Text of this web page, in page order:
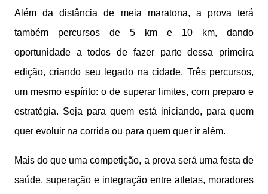
Além da distância de meia maratona, a prova terá
também percursos de 5 km e 10 km, dando
oportunidade a todos de fazer parte dessa primeira
edição, criando seu legado na cidade. Três percursos,
um mesmo espírito: o de superar limites, com preparo e
estratégia. Seja para quem está iniciando, para quem
quer evoluir na corrida ou para quem quer ir além.
Mais do que uma competição, a prova será uma festa de
saúde, superação e integração entre atletas, moradores